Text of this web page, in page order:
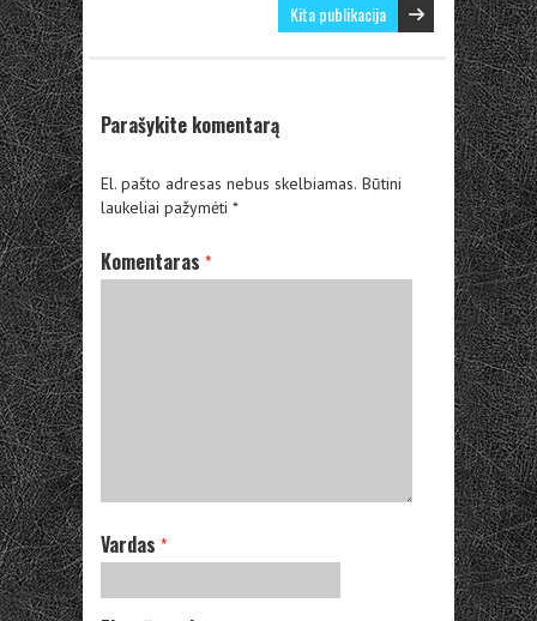
Kita publikacija
Parašykite komentarą
El. pašto adresas nebus skelbiamas. Būtini
laukeliai pažymėti *
Komentaras *
Vardas *